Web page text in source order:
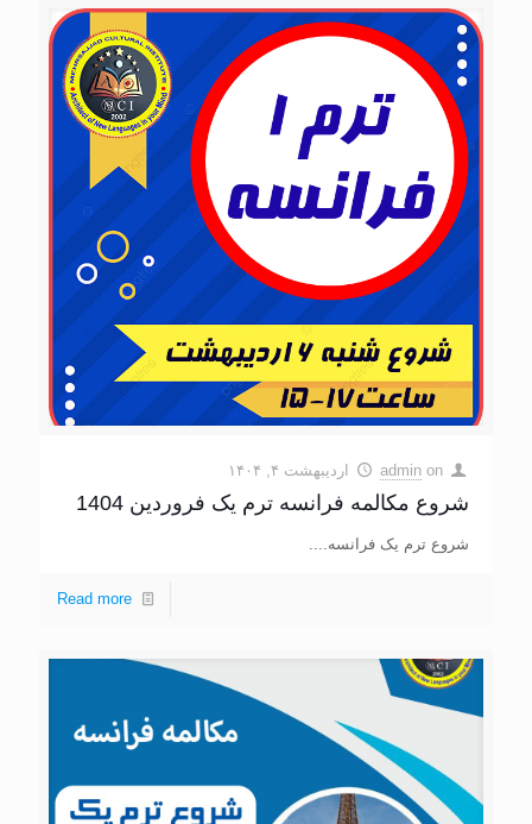
admin on اردیبهشت ۴, ۱۴۰۴
شروع مکالمه فرانسه ترم یک فروردین 1404
شروع ترم یک فرانسه....
Read more